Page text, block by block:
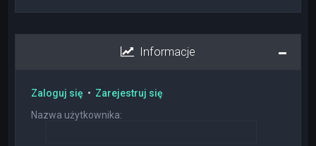
Informacje
Zaloguj się • Zarejestruj się
Nazwa użytkownika: